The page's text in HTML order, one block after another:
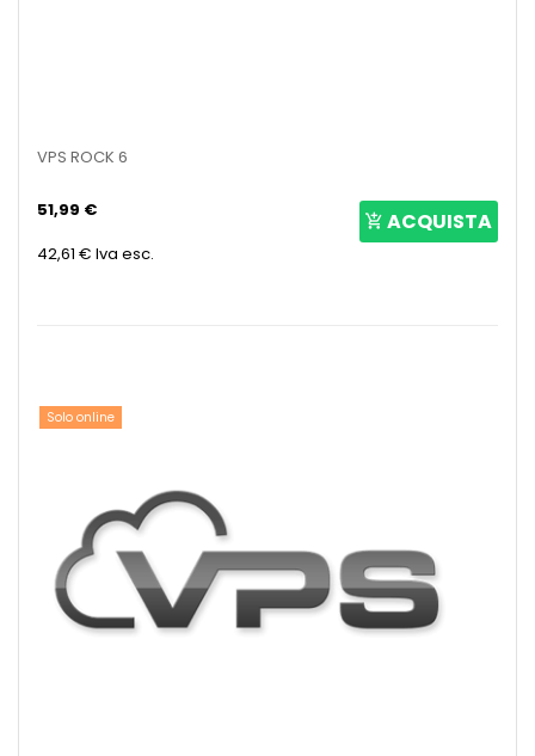
VPS ROCK 6
51,99 €
42,61 € Iva esc.
ACQUISTA
Solo online